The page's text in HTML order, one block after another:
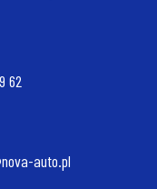
62
auto.pl